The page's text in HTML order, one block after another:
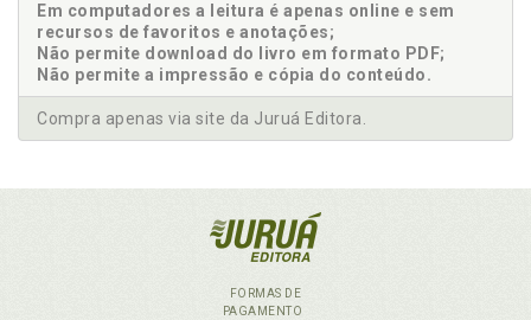
Em computadores a leitura é apenas online e sem
recursos de favoritos e anotações;
Não permite download do livro em formato PDF;
Não permite a impressão e cópia do conteúdo.
Compra apenas via site da Juruá Editora.
FORMAS DE
PAGAMENTO